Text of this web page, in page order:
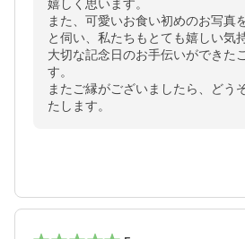
嬉しく思います。
また、可愛いお食い初めのお写真
と伺い、私たちもとても嬉しい気
大切な記念日のお手伝いができた
す。
またご縁がございましたら、どう
たします。